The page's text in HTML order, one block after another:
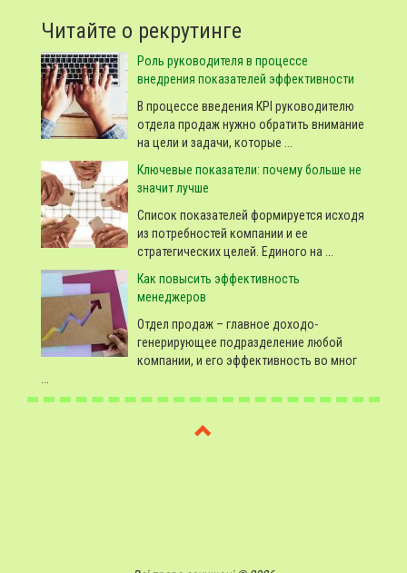
Читайте о рекрутинге
Роль руководителя в процессе
внедрения показателей эффективности
В процессе введения KPI руководителю
отдела продаж нужно обратить внимание
на цели и задачи, которые ...
Ключевые показатели: почему больше не
значит лучше
Список показателей формируется исходя
из потребностей компании и ее
стратегических целей. Единого на ...
Как повысить эффективность
менеджеров
Отдел продаж – главное доходо-
генерирующее подразделение любой
компании, и его эффективность во мног